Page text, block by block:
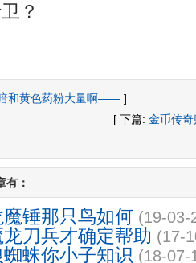
？
和黄色药粉大量啊—— ]
[ 下篇: 金币传
有：
锤那只鸟如何 (19-03-
刀兵才确定帮助 (17-
蛛你小子知识 (18-07-